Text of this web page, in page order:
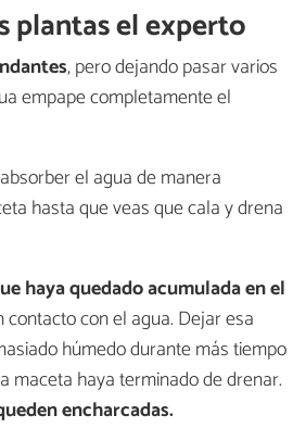
plantas el experto
, pero dejando pasar varios
empape completamente el
el agua de manera
hasta que veas que cala y drena
haya quedado acumulada en el
con el agua. Dejar esa
húmedo durante más tiempo
maceta haya terminado de drenar.
encharcadas.